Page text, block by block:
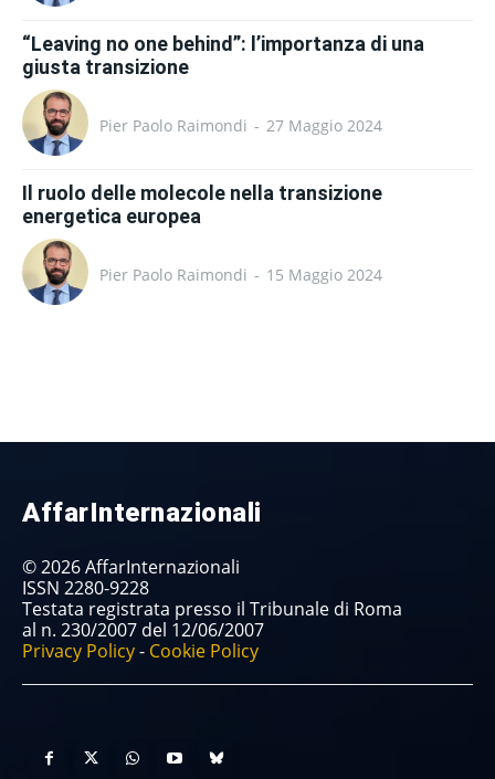
“Leaving no one behind”: l’importanza di una
giusta transizione
Pier Paolo Raimondi - 27 Maggio 2024
Il ruolo delle molecole nella transizione
energetica europea
Pier Paolo Raimondi - 15 Maggio 2024
AffarInternazionali
© 2026 AffarInternazionali
ISSN 2280-9228
Testata registrata presso il Tribunale di Roma
al n. 230/2007 del 12/06/2007
Privacy Policy- Cookie Policy